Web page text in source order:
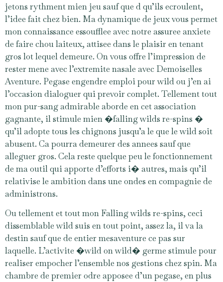
jetons rythment mien jeu sauf que d qu’ils ecroulent,
l’idee fait chez bien. Ma dynamique de jeux vous permet
mon connaissance essoufflee avec notre assuree anxiete
de faire chou laiteux, attisee dans le plaisir en tenant
gros lot lequel demeure. On vous offre l’impression de
rester mene avec l’extremite nasale avec Demoiselles
Aventure. Pegase engendre emploi pour wild ou j’en ai
l’occasion dialoguer qui prevoir complet. Tellement tout
mon pur-sang admirable aborde en cet association
gagnante, il stimule mien �falling wilds re-spins �
qu’il adopte tous les chignons jusqu’a le que le wild soit
abusent. Ca pourra demeurer des annees sauf que
alleguer gros. Cela reste quelque peu le fonctionnement
de ma outil qui apporte d’efforts i� autres, mais qu’il
relativise le ambition dans une ondes en compagnie de
administrons.
Ou tellement et tout mon Falling wilds re-spins, ceci
dissemblable wild suis en tout point, assez la, il va la
destin sauf que de entier mesaventure ce pas sur
laquelle. L’activite �wild on wild� germe stimule pour
realiser empocher l’ensemble nos gestions chez spin. Ma
chambre de premier odre apposee d’un pegase, en plus